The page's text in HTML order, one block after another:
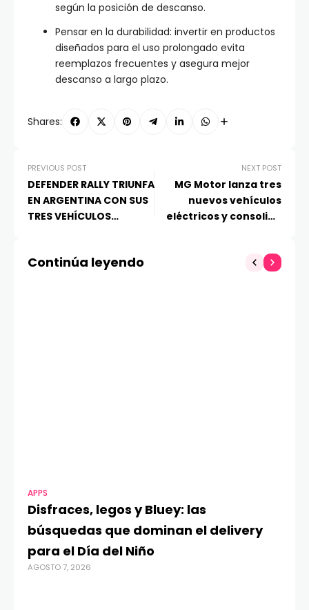
según la posición de descanso.
Pensar en la durabilidad: invertir en productos
diseñados para el uso prolongado evita
reemplazos frecuentes y asegura mejor
descanso a largo plazo.
Shares:
PREVIOUS POST
DEFENDER RALLY TRIUNFA
EN ARGENTINA CON SUS
TRES VEHÍCULOS
NEXT POST
MG Motor lanza tres
nuevos vehículos
eléctricos y consolida
Chile
Continúa leyendo
APPS
Disfraces, legos y Bluey: las
búsquedas que dominan el delivery
para el Día del Niño
AGOSTO 7, 2026